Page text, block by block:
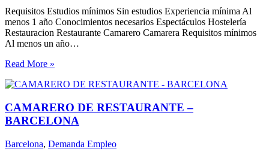
Requisitos Estudios mínimos Sin estudios Experiencia mínima Al
menos 1 año Conocimientos necesarios Espectáculos Hostelería
Restauracion Restaurante Camarero Camarera Requisitos mínimos
Al menos un año…
Read More »
CAMARERO DE RESTAURANTE –
BARCELONA
Barcelona, Demanda Empleo